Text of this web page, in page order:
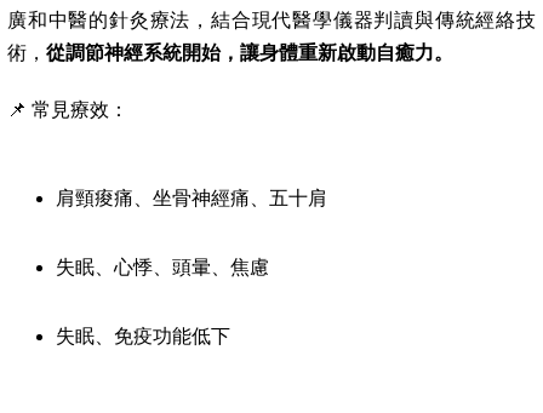
廣和中醫的針灸療法，結合現代醫學儀器判讀與傳統經絡技
術， 從調節神經系統開始，讓身體重新啟動自癒力。
📌 常見療效：
肩頸痠痛、坐骨神經痛、五十肩
失眠、心悸、頭暈、焦慮
失眠、免疫功能低下